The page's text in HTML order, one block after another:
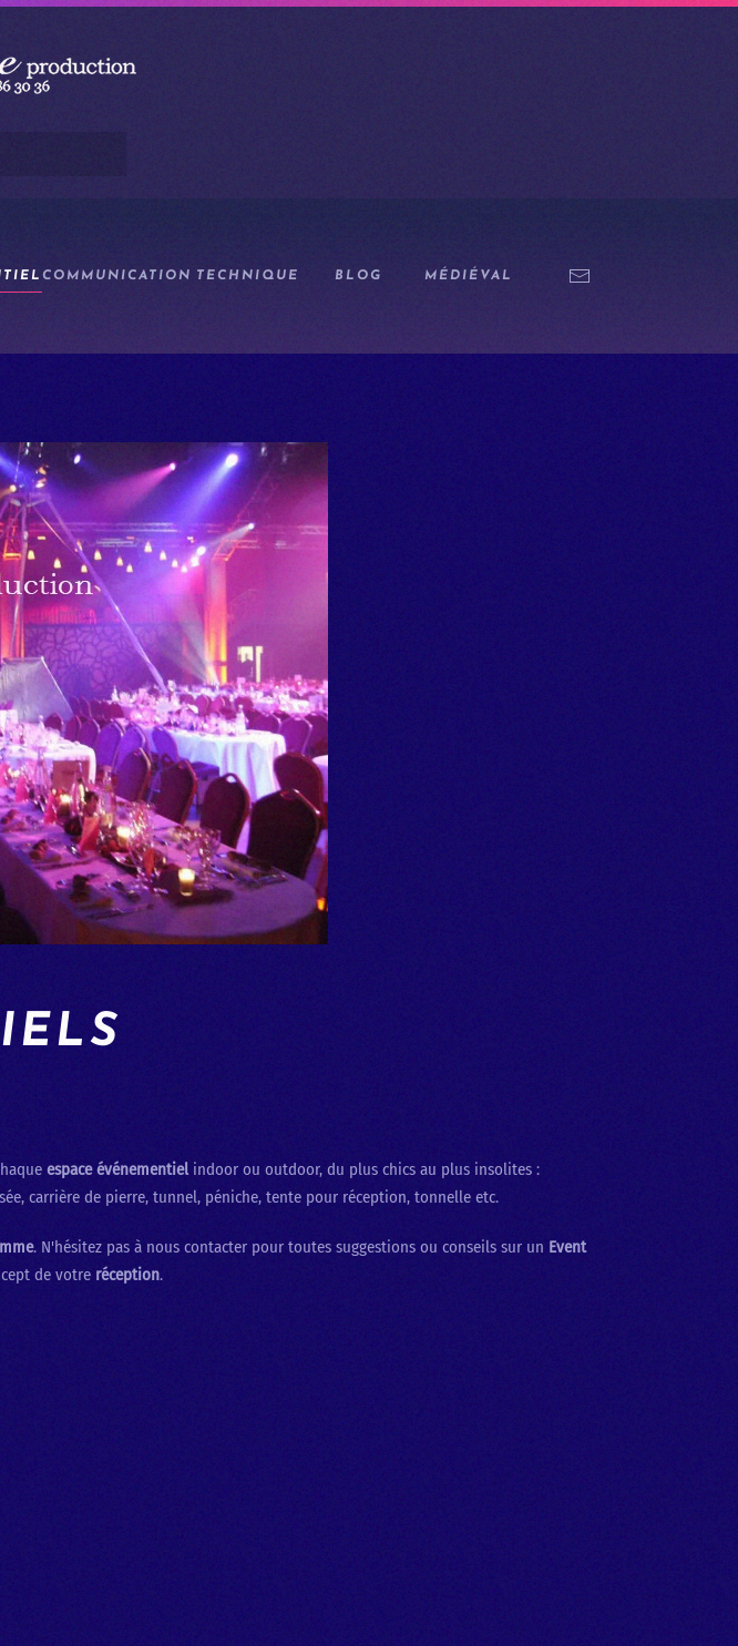
COMMUNICATION TECHNIQUE BLOG MÉDIÉVAL
espace événementiel indoor ou outdoor, du plus chics au plus insolites :
carrière de pierre, tunnel, péniche, tente pour réception, tonnelle etc.
. N'hésitez pas à nous contacter pour toutes suggestions ou conseils sur un Event
de votre réception.